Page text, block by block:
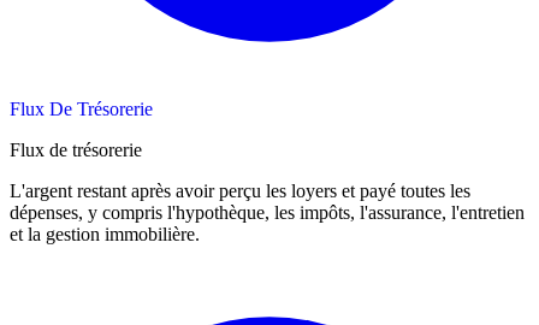
Flux De Trésorerie
Flux de trésorerie
L'argent restant après avoir perçu les loyers et payé toutes les
dépenses, y compris l'hypothèque, les impôts, l'assurance, l'entretien
et la gestion immobilière.